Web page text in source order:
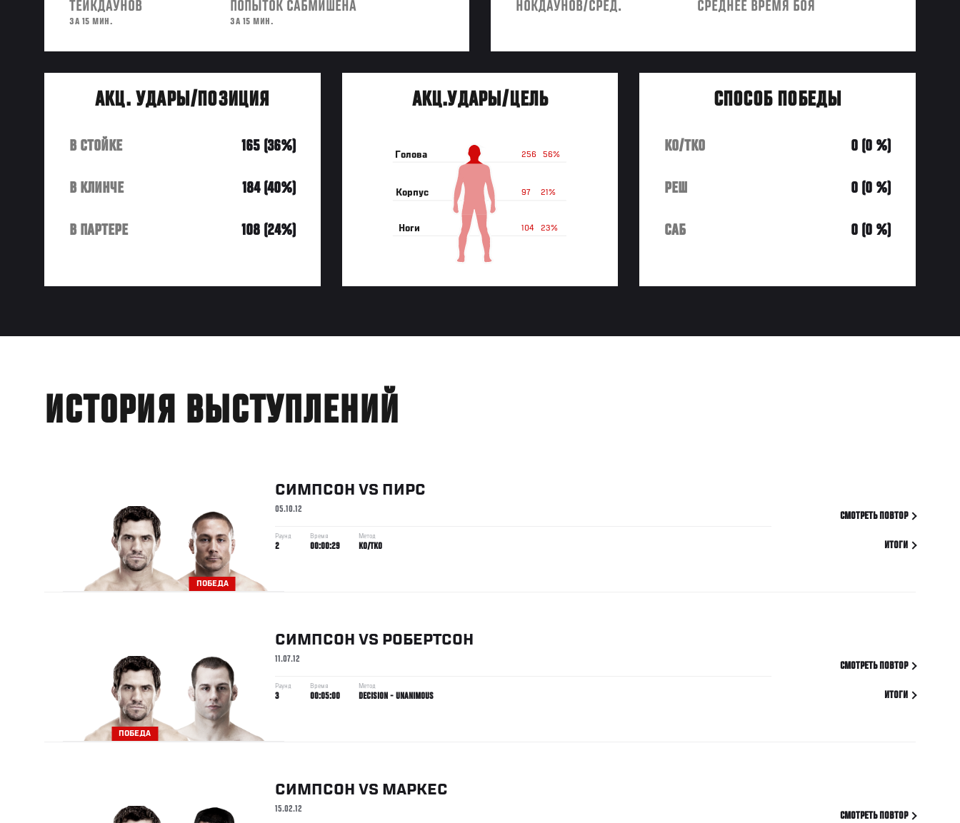
ТЕЙКДАУНОВ
ЗА 15 МИН.
ПОПЫТОК САБМИШЕНА
ЗА 15 МИН.
НОКДАУНОВ/СРЕД. СРЕДНЕЕ ВРЕМЯ БОЯ
АКЦ. УДАРЫ/ПОЗИЦИЯ
В СТОЙКЕ 165 (36%)
В КЛИНЧЕ 184 (40%)
В ПАРТЕРЕ 108 (24%)
АКЦ.УДАРЫ/ЦЕЛЬ
56%
256
Голова
21%
97
Корпус
23%
104
Ноги
СПОСОБ ПОБЕДЫ
KO/TKO 0 (0 %)
РЕШ 0 (0 %)
САБ 0 (0 %)
ИСТОРИЯ ВЫСТУПЛЕНИЙ
ПОБЕДА
СИМПСОН VS ПИРС
05.10.12
Раунд
2
Время
00:00:29
Метод
KO/TKO
СМОТРЕТЬ ПОВТОР
ИТОГИ
ПОБЕДА
СИМПСОН VS РОБЕРТСОН
11.07.12
Раунд
3
Время
00:05:00
Метод
DECISION - UNANIMOUS
СМОТРЕТЬ ПОВТОР
ИТОГИ
СИМПСОН VS МАРКЕС
15.02.12
СМОТРЕТЬ ПОВТОР